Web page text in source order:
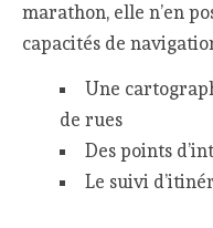
marathon, elle n’en
capacités de
Une
de rues
Des points
Le suivi